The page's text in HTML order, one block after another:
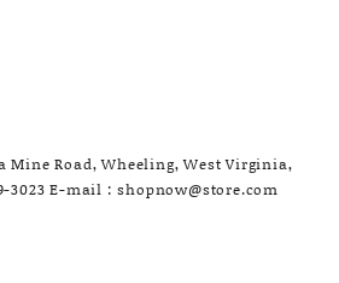
Mine Road, Wheeling, West Virginia,
3023 E-mail : shopnow@store.com